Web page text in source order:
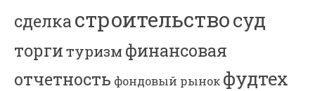
сделкастроительствосуд
торгитуризм финансовая
отчетность фондовый рынок фудтех